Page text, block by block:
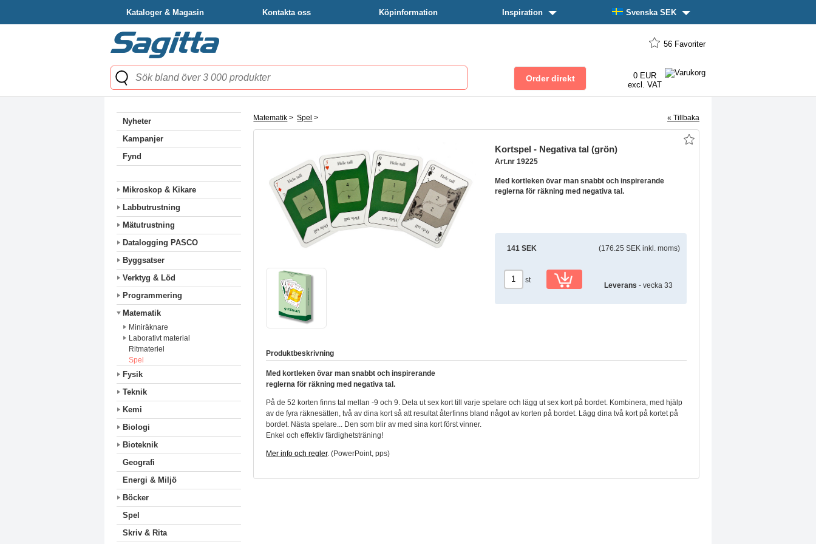
Kataloger & Magasin Kontakta oss Köpinformation Inspiration Svenska SEK
56 Favoriter
0 EUR
excl. VAT
Nyheter
Kampanjer
Fynd
Mikroskop & Kikare
Labbutrustning
Mätutrustning
Datalogging PASCO
Byggsatser
Verktyg & Löd
Programmering
Matematik
Miniräknare
Laborativt material
Ritmateriel
Spel
Fysik
Teknik
Kemi
Biologi
Bioteknik
Geografi
Energi & Miljö
Böcker
Spel
Skriv & Rita
Matematik >Spel > « Tillbaka
Kortspel - Negativa tal (grön)
Art.nr 19225
Med kortleken övar man snabbt och inspirerande
reglerna för räkning med negativa tal.
141 SEK (176.25 SEK inkl. moms)
st
Leverans - vecka 33
Produktbeskrivning
Med kortleken övar man snabbt och inspirerande
reglerna för räkning med negativa tal.
På de 52 korten finns tal mellan -9 och 9. Dela ut sex kort till varje spelare och lägg ut sex kort på bordet. Kombinera, med hjälp
av de fyra räknesätten, två av dina kort så att resultat återfinns bland något av korten på bordet. Lägg dina två kort på kortet på
bordet. Nästa spelare... Den som blir av med sina kort först vinner.
Enkel och effektiv färdighetsträning!
Mer info och regler. (PowerPoint, pps)